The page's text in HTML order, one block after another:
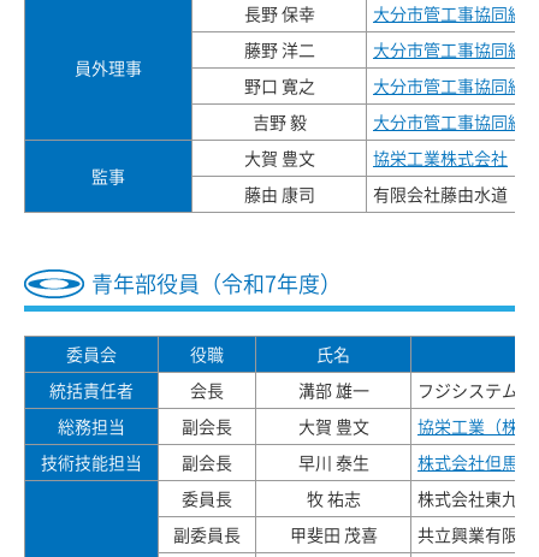
員外理事
長野 保幸
大分市管工事協同組
藤野 洋二
大分市管工事協同組
野口 寛之
大分市管工事協同組
吉野 毅
大分市管工事協同組
監事
大賀 豊文
協栄工業株式会社
藤由 康司
有限会社藤由水道
青年部役員（令和7年度）
委員会 役職
氏名
統括責任者
会長 溝部 雄一
フジシステム
総務担当
副会長 大賀 豊文
協栄工業（株）
技術技能担当
副会長 早川 泰生 株式会社但馬
委員長 牧 祐志
株式会社東九
副委員長
甲斐田 茂喜
共立興業有限